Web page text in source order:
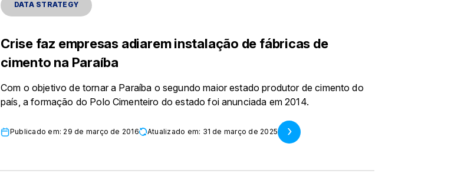
DATA STRATEGY
Crise faz empresas adiarem instalação de fábricas de
cimento na Paraíba
Com o objetivo de tornar a Paraíba o segundo maior estado produtor de cimento do
país, a formação do Polo Cimenteiro do estado foi anunciada em 2014.
Publicado em: 29 de março de 2016 Atualizado em: 31 de março de 2025